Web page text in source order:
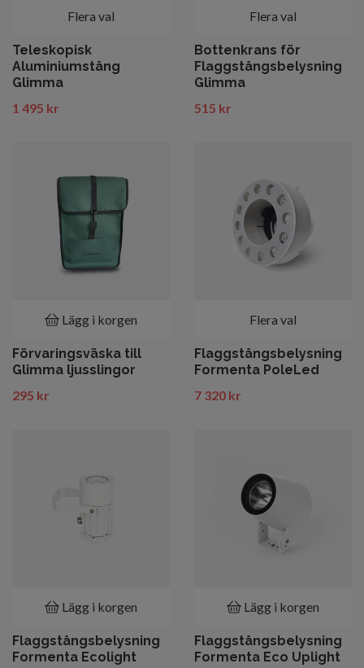
Flera val
Teleskopisk
Aluminiumstång
Glimma
1 495 kr
Flera val
Bottenkrans för
Flaggstångsbelysning
Glimma
515 kr
Lägg i korgen
Förvaringsväska till
Glimma ljusslingor
295 kr
Flera val
Flaggstångsbelysning
Formenta PoleLed
7 320 kr
Lägg i korgen
Flaggstångsbelysning
Formenta Ecolight
Lägg i korgen
Flaggstångsbelysning
Formenta Eco Uplight